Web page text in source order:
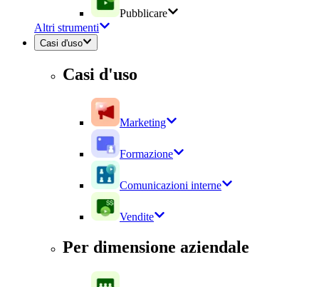
Pubblicare
Altri strumenti
Casi d'uso
Casi d'uso
Marketing
Formazione
Comunicazioni interne
Vendite
Per dimensione aziendale